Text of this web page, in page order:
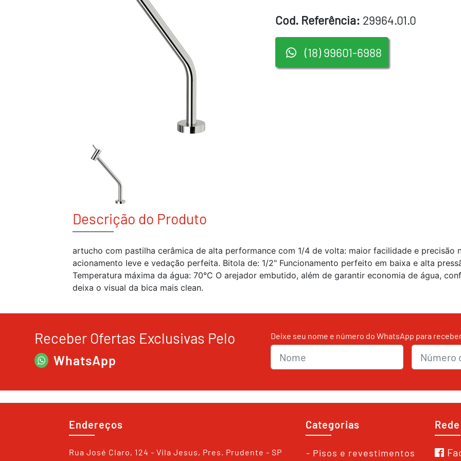
Cod. Referência: 29964.01.0
(18) 99601-6988
Descrição do Produto
artucho com pastilha cerâmica de alta performance com 1/4 de volta: maior facilidade e precisão
acionamento leve e vedação perfeita. Bitola de: 1/2" Funcionamento perfeito em baixa e alta
Temperatura máxima da água: 70°C O arejador embutido, além de garantir economia de água,
deixa o visual da bica mais clean.
Receber Ofertas Exclusivas Pelo
WhatsApp
Deixe seu nome e número do WhatsApp para
Nome nmrWhats
Endereços
Rua José Claro, 124 - Vila Jesus, Pres. Prudente - SP
Categorias
- Pisos e revestimentos
Rede